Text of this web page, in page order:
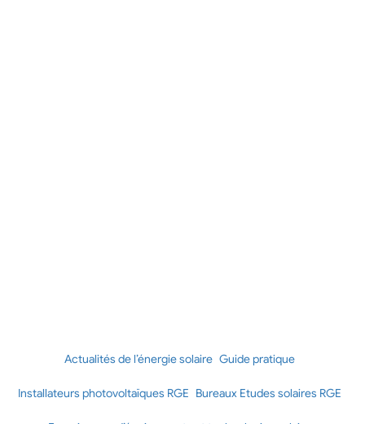
Actualités de l’énergie solaire Guide pratique
Installateurs photovoltaïques RGE Bureaux Etudes solaires RGE